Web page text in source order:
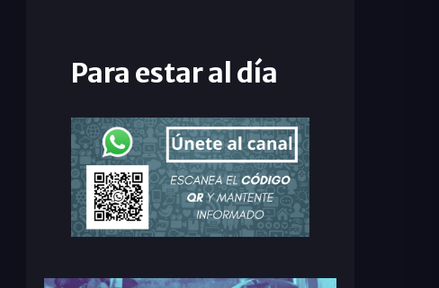
Para estar al día